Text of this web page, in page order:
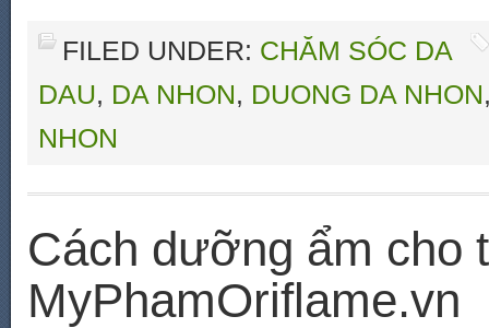
FILED UNDER: CHĂM SÓC DA
DAU, DA NHON, DUONG DA NHON
NHON
Cách dưỡng ẩm cho
MyPhamOriflame.vn